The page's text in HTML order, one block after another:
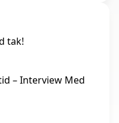
tak!
– Interview Med